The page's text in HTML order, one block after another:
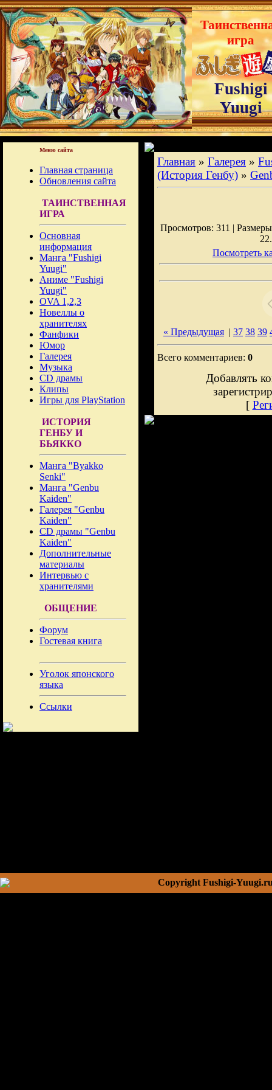
игра
Fushigi
Yuugi
Меню сайта
Главная страница
Обновления сайта
ТАИНСТВЕННАЯ
ИГРА
Основная
информация
Манга "Fushigi
Yuugi"
Аниме "Fushigi
Yuugi"
OVA 1,2,3
Новеллы о
хранителях
Фанфики
Юмор
Галерея
Музыка
CD драмы
Клипы
Игры для PlayStation
ИСТОРИЯ
ГЕНБУ И
БЬЯККО
Манга "Byakko
Senki"
Манга "Genbu
Kaiden"
Галерея "Genbu
Kaiden"
CD драмы "Genbu
Kaiden"
Дополнительные
материалы
Интервью с
хранителями
ОБЩЕНИЕ
Форум
Гостевая книга
Уголок японского
языка
Ссылки
Главная » Галерея »
(История Генбу) »
Просмотров: 311 |
Посмотреть
« Предыдущая | 37 38 39
Всего комментариев: 0
Добавлять
[
Copyright Fushigi-